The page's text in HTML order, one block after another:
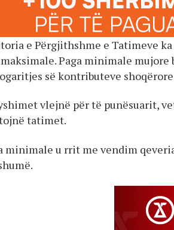
e Përgjithshme e Tatimeve
Paga minimale
së kontributeve
vlejnë për të punësuarit,
tatimet.
minimale u rrit me vendim